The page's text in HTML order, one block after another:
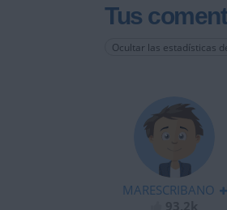
Tus
Ocultar las estadísticas
MARESCRIBANO